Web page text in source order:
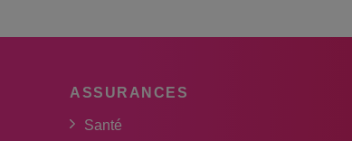
ASSURANCES
Santé